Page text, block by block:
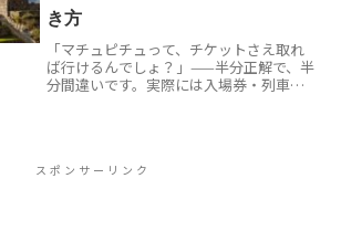
き方
「マチュピチュって、チケットさえ取れ
ば行けるんでしょ？」——半分正解で、半
分間違いです。実際には入場券・列車・
スポンサーリンク